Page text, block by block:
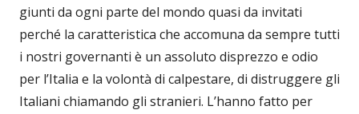
giunti da ogni parte del mondo quasi da invitati
perché la caratteristica che accomuna da sempre tutti
i nostri governanti è un assoluto disprezzo e odio
per l’Italia e la volontà di calpestare, di distruggere gli
Italiani chiamando gli stranieri. L’hanno fatto per